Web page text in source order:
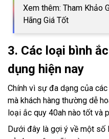
Xem thêm: Tham Khảo
Hãng Giá Tốt
3. Các loại bình
dụng hiện nay
Chính vì sự đa dạng của
mà khách hàng thường dễ
loại ắc quy 40ah nào tốt và
Dưới đây là gợi ý về một số